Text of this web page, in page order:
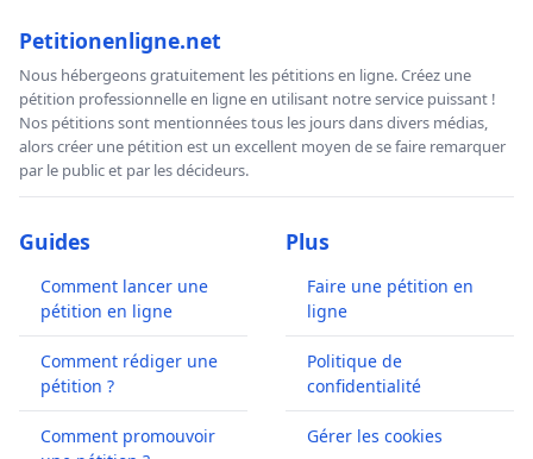
Petitionenligne.net
Nous hébergeons gratuitement les pétitions en ligne. Créez une
pétition professionnelle en ligne en utilisant notre service puissant !
Nos pétitions sont mentionnées tous les jours dans divers médias,
alors créer une pétition est un excellent moyen de se faire remarquer
par le public et par les décideurs.
Guides
Comment lancer une
pétition en ligne
Comment rédiger une
pétition ?
Comment promouvoir
Plus
Faire une pétition en
ligne
Politique de
confidentialité
Gérer les cookies